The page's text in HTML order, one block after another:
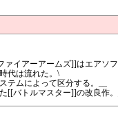
イアーアームズ]]はエアソ
代は流れた。\
ムによって区分する。__
[[バトルマスター]]の改良作